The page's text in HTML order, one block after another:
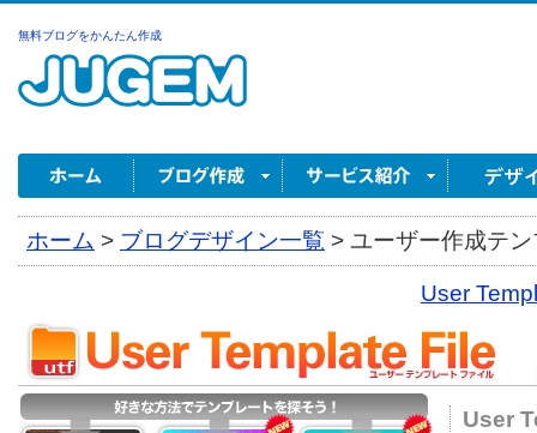
無料ブログをかんたん作成
ホーム > ブログデザイン一覧 > ユーザー作成テ
User
User